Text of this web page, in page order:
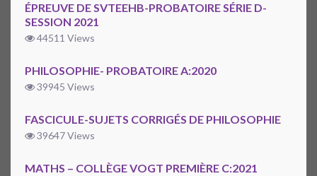
ÉPREUVE DE SVTEEHB-PROBATOIRE SÉRIE D-
SESSION 2021
44511 Views
PHILOSOPHIE- PROBATOIRE A:2020
39945 Views
FASCICULE-SUJETS CORRIGÉS DE PHILOSOPHIE
39647 Views
MATHS – COLLÈGE VOGT PREMIÈRE C:2021